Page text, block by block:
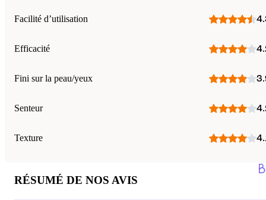
Facilité d’utilisation
Efficacité
Fini sur la peau/yeux
Senteur
Texture
RÉSUMÉ DE NOS AVIS